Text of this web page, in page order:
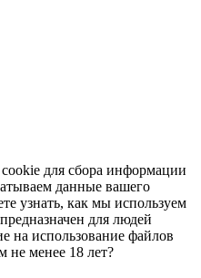
для сбора информации
данные вашего
узнать, как мы используем
для людей
на использование файлов
не менее 18 лет?